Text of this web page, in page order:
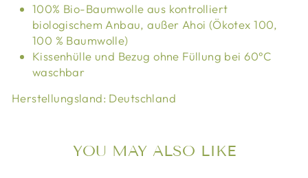
100% Bio-Baumwolle aus kontrolliert
biologischem Anbau, außer Ahoi (Ökotex 100,
100 % Baumwolle)
Kissenhülle und Bezug ohne Füllung bei 60°C
waschbar
Herstellungsland: Deutschland
YOU MAY ALSO LIKE